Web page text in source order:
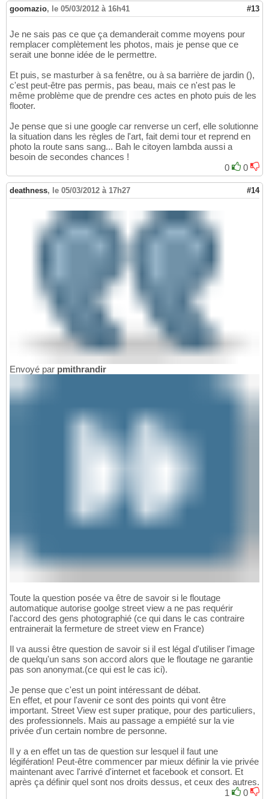
goomazio, le 05/03/2012 à 16h41 #13
Je ne sais pas ce que ça demanderait comme moyens pour
remplacer complètement les photos, mais je pense que ce
serait une bonne idée de le permettre.
Et puis, se masturber à sa fenêtre, ou à sa barrière de jardin (),
c'est peut-être pas permis, pas beau, mais ce n'est pas le
même problème que de prendre ces actes en photo puis de les
flooter.
Je pense que si une google car renverse un cerf, elle solutionne
la situation dans les règles de l'art, fait demi tour et reprend en
photo la route sans sang... Bah le citoyen lambda aussi a
besoin de secondes chances !
0
0
deathness, le 05/03/2012 à 17h27 #14
Envoyé par pmithrandir
Toute la question posée va être de savoir si le floutage
automatique autorise goolge street view a ne pas requérir
l'accord des gens photographié (ce qui dans le cas contraire
entrainerait la fermeture de street view en France)
Il va aussi être question de savoir si il est légal d'utiliser l'image
de quelqu'un sans son accord alors que le floutage ne garantie
pas son anonymat.(ce qui est le cas ici).
Je pense que c'est un point intéressant de débat.
En effet, et pour l'avenir ce sont des points qui vont être
important. Street View est super pratique, pour des particuliers,
des professionnels. Mais au passage a empiété sur la vie
privée d'un certain nombre de personne.
Il y a en effet un tas de question sur lesquel il faut une
légifération! Peut-être commencer par mieux définir la vie privée
maintenant avec l'arrivé d'internet et facebook et consort. Et
après ça définir quel sont nos droits dessus, et ceux des autres.
1
0